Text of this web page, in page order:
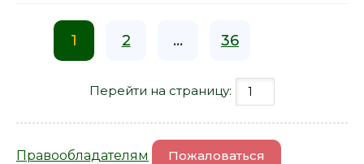
1 2 ... 36
Перейти на страницу:
Правообладателям Пожаловаться